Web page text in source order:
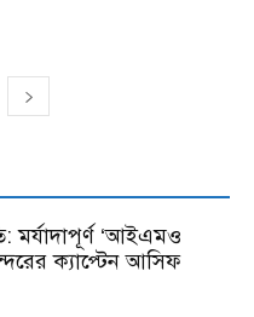
মর্যাদাপূর্ণ ‘আইএমও
ক্যাপ্টেন আসিফ